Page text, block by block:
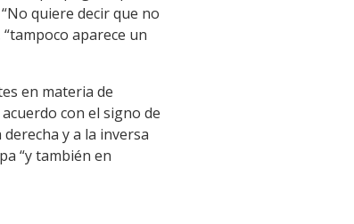
quiere decir que no
“tampoco aparece un
en materia de
con el signo de
y a la inversa
“y también en